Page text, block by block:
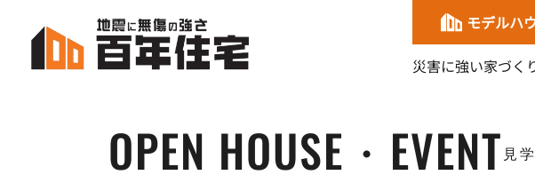
モデルハ
災害に強い家づく
OPEN HOUSE・EVENT 見